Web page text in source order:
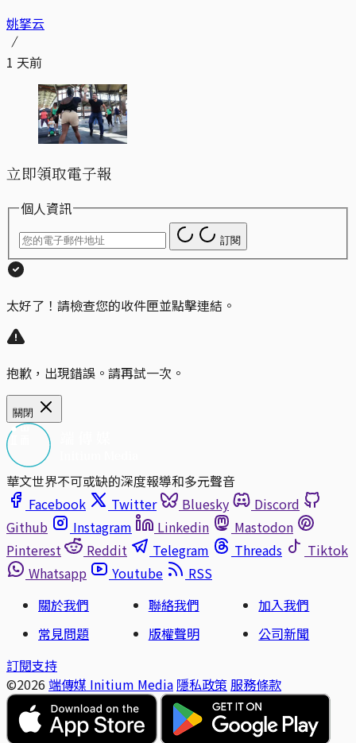
姚拏云
1 天前
立即領取電子報
個人資訊
訂閱
太好了！請檢查您的收件匣並點擊連結。
抱歉，出現錯誤。請再試一次。
關閉
華文世界不可或缺的深度報導和多元聲音
Facebook
Twitter Bluesky
Discord
Github
Instagram Linkedin
Mastodon
Pinterest
Reddit Telegram Threads
Tiktok
Whatsapp
Youtube
RSS
關於我們
聯絡我們
加入我們
常見問題
版權聲明
公司新聞
訂閱支持
©2026 端傳媒 Initium Media 隱私政策 服務條款